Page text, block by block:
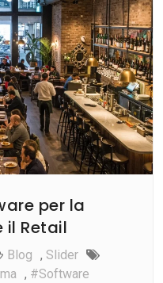
per la
il Retail
Blog , Slider
, #software